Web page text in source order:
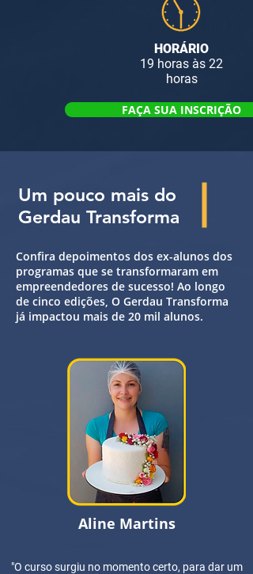
HORÁRIO
19 horas às 22
horas
FAÇA SUA INSCRIÇÃO
Um pouco mais do
Gerdau Transforma
Confira depoimentos dos ex-alunos dos
programas que se transformaram em
empreendedores de sucesso! Ao longo
de cinco edições, O Gerdau Transforma
já impactou mais de 20 mil alunos.
Aline Martins
"O curso surgiu no momento certo, para dar um